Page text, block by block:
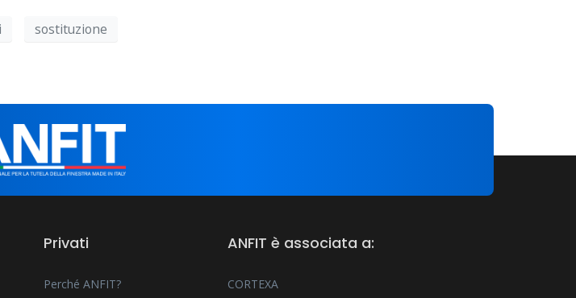
sostituzione
Privati
Perché ANFIT?
ANFIT è associata a:
CORTEXA